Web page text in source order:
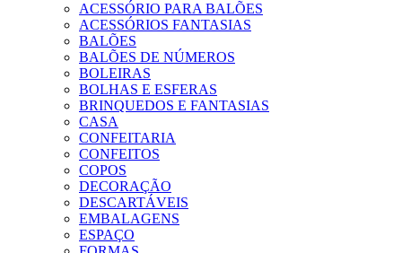
ACESSÓRIO PARA BALÕES
ACESSÓRIOS FANTASIAS
BALÕES
BALÕES DE NÚMEROS
BOLEIRAS
BOLHAS E ESFERAS
BRINQUEDOS E FANTASIAS
CASA
CONFEITARIA
CONFEITOS
COPOS
DECORAÇÃO
DESCARTÁVEIS
EMBALAGENS
ESPAÇO